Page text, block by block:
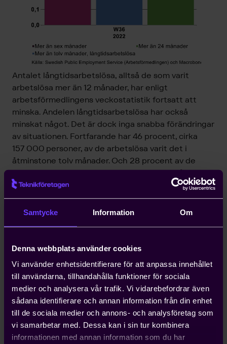
Samtycke Information Om
Denna webbplats använder cookies
Vi använder enhetsidentifierare för att anpassa innehållet
till användarna, tillhandahålla funktioner för sociala
medier och analysera vår trafik. Vi vidarebefordrar även
sådana identifierare och annan information från din enhet
till de sociala medier och annons- och analysföretag som
vi samarbetar med. Dessa kan i sin tur kombinera
informationen med annan information som du har
Antalet långtidsarbetslösa, alltså de som varit
arbetslösa mer än 12 månader, har enligt
arbetsförmedlingens veckostatistik fortsatt att
minska. Andelen långtidsarbetslösa har också
minskat något. Det är dock inga snabba förändringar
av situationen. Fortfarande har 46 procent, cirka
157 000 personer, av de arbetslösa varit det i
åtminstone tolv månader. Och 28 procent av de
arbetslösa har varit utan arbete i över 24 månader.
När vi nu går in i en tydlig inbromsning av ekonomin
ökar risken för att dessa personer inte får jobb utan
fastnar i arbetslöshet.
Arbetsförmedlingens statistik över nyanmälda och
kvarstående lediga jobb indikerar att vi borde ha
kunnat haft en ännu starkare uppgång i
sysselsättningen. I augusti fanns runt 165 000 lediga
jobb, vilket är högt i ett historiskt perspektiv (se
diagram nedan till vänster). Att det finns många
lediga jobb samtidigt som arbetslösheten är relativt
hög visar på tydliga matchningsproblem, något som